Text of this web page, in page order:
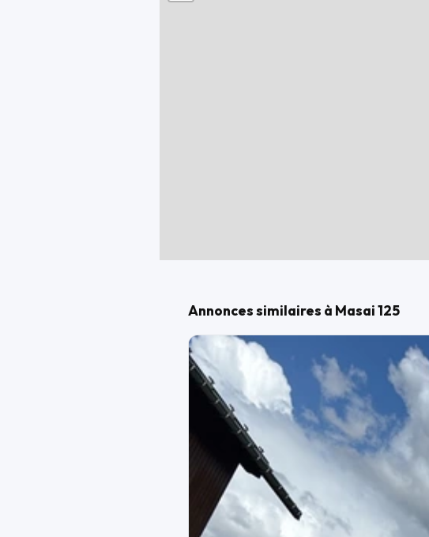
Annonces similaires à Masai 125